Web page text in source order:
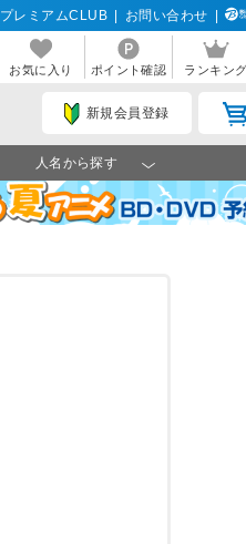
プレミアムCLUB お問い合わせ
お気に入り ポイント確認 ランキング
新規会員登録
人名から探す